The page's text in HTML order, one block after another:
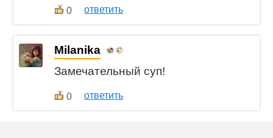
0 ответить
Milanika
Замечательный суп!
0 ответить